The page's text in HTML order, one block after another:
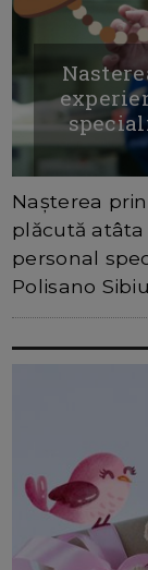
Nașterea
plăcută
personal
Polisano